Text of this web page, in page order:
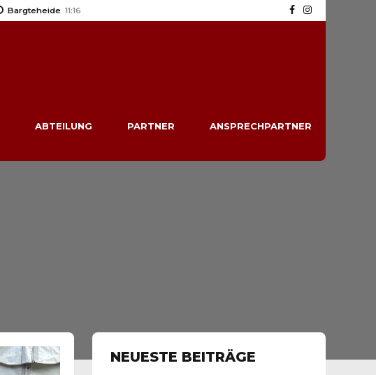
Bargteheide 11:16
ABTEILUNG PARTNER ANSPRECHPARTNER
NEUESTE BEITRÄGE